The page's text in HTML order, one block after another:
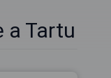
a Tartu